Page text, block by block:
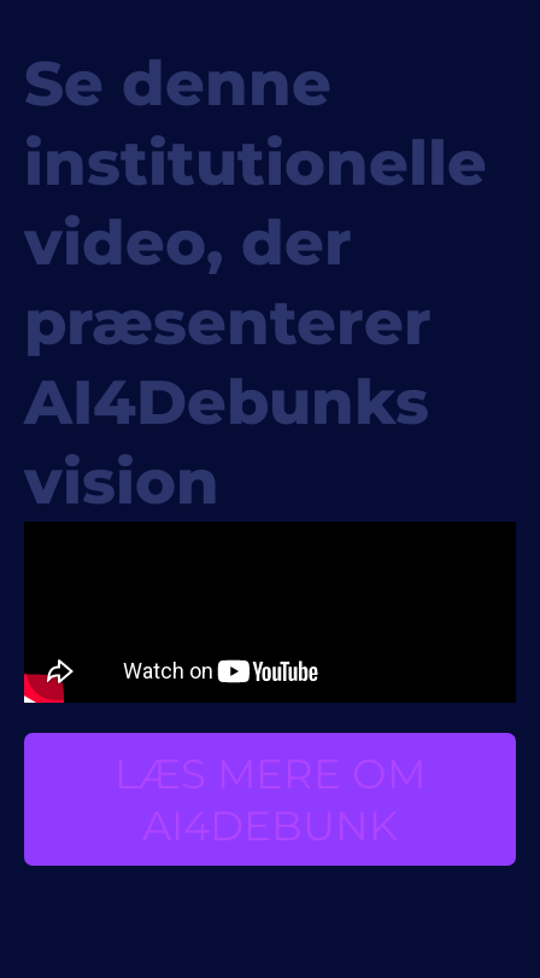
Se denne
institutionelle
video, der
præsenterer
AI4Debunks
vision
LÆS MERE OM
AI4DEBUNK